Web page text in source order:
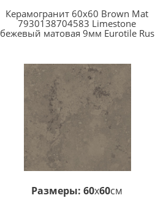
Керамогранит 60x60 Brown Mat
7930138704583 Limestone
бежевый матовая 9мм Eurotile Rus
Размеры: 60x60см